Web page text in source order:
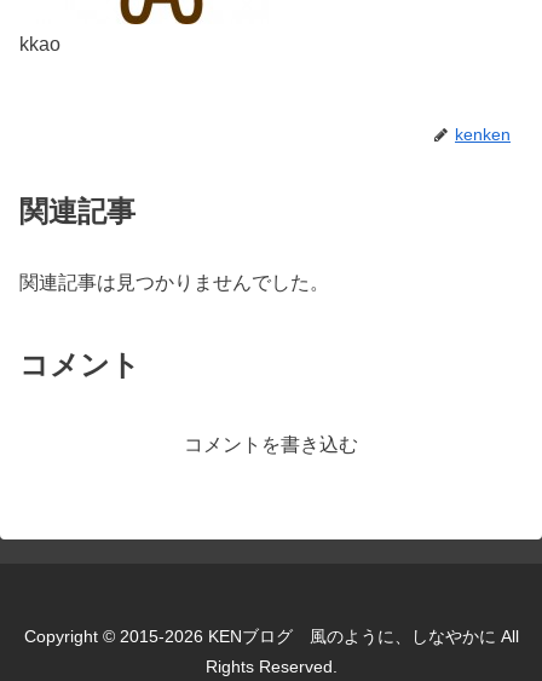
kkao
kenken
関連記事
関連記事は見つかりませんでした。
コメント
コメントを書き込む
Copyright © 2015-2026 KENブログ 風のように、しなやかに All
Rights Reserved.